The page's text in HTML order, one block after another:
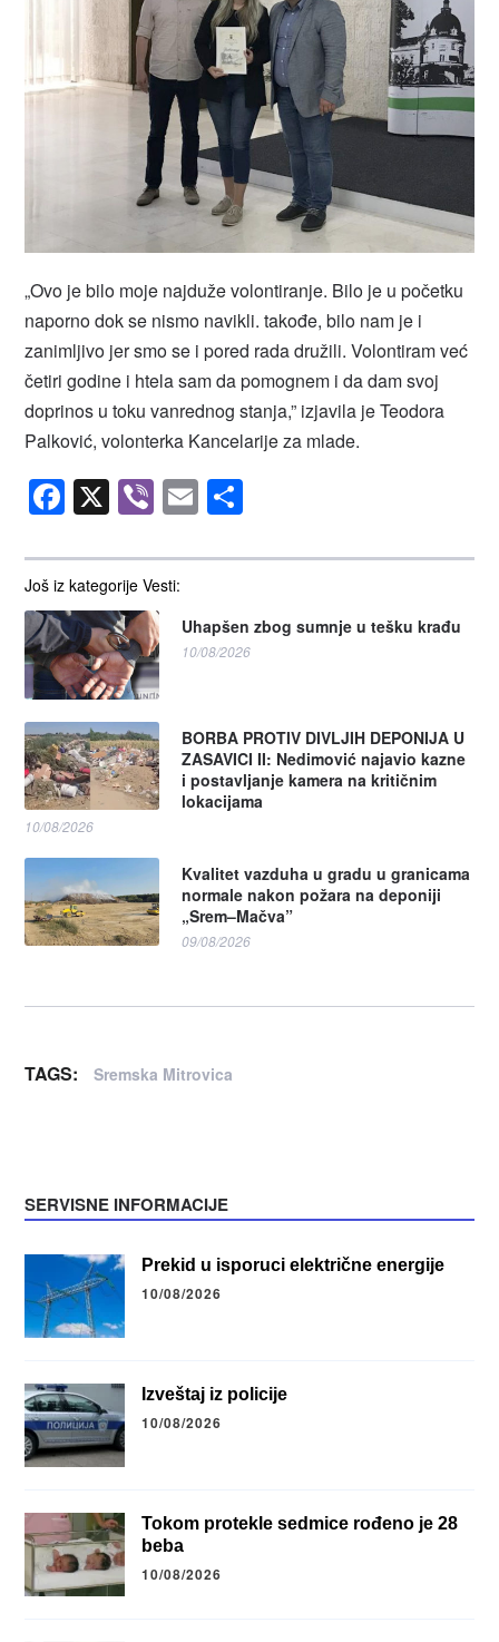
Još iz kategorije Vesti:
Uhapšen zbog sumnje u tešku krađu
10/08/2026
BORBA PROTIV DIVLJIH DEPONIJA U
ZASAVICI II: Nedimović najavio kazne
i postavljanje kamera na kritičnim
lokacijama
10/08/2026
Kvalitet vazduha u gradu u granicama
normale nakon požara na deponiji
„Srem–Mačva”
09/08/2026
„Ovo je bilo moje najduže volontiranje. Bilo je u početku
naporno dok se nismo navikli. takođe, bilo nam je i
zanimljivo jer smo se i pored rada družili. Volontiram već
četiri godine i htela sam da pomognem i da dam svoj
doprinos u toku vanrednog stanja,” izjavila je Teodora
Palković, volonterka Kancelarije za mlade.
Facebook
X Viber
Email
TAGS: Sremska Mitrovica
SERVISNE INFORMACIJE
Prekid u isporuci električne energije
10/08/2026
Izveštaj iz policije
10/08/2026
Tokom protekle sedmice rođeno je 28
beba
10/08/2026